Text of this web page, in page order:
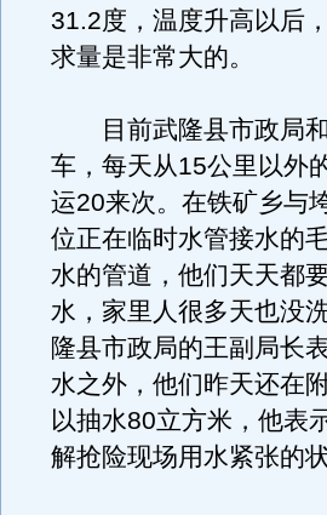
31.2度，温度升高以后
求量是非常大的。
目前武隆县市政局和
车，每天从15公里以外
运20来次。在铁矿乡与
位正在临时水管接水的
水的管道，他们天天都
水，家里人很多天也没
隆县市政局的王副局长
水之外，他们昨天还在
以抽水80立方米，他表
解抢险现场用水紧张的状